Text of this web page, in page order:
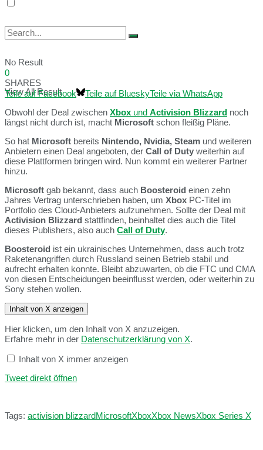
No Result
View All Result
0
SHARES
Teile auf Facebook
Teile auf BlueskyTeile via WhatsApp
Obwohl der Deal zwischen Xbox und Activision Blizzard noch
längst nicht durch ist, macht Microsoft schon fleißig Pläne.
So hat Microsoft bereits Nintendo, Nvidia, Steam und weiteren
Anbietern einen Deal angeboten, der Call of Duty weiterhin auf
diese Plattformen bringen wird. Nun kommt ein weiterer Partner
hinzu.
Microsoft gab bekannt, dass auch Boosteroid einen zehn
Jahres Vertrag unterschrieben haben, um Xbox PC-Titel im
Portfolio des Cloud-Anbieters aufzunehmen. Sollte der Deal mit
Activision Blizzard stattfinden, beinhaltet dies auch die Titel
dieses Publishers, also auch Call of Duty.
Boosteroid ist ein ukrainisches Unternehmen, dass auch trotz
Raketenangriffen durch Russland seinen Betrieb stabil und
aufrecht erhalten konnte. Bleibt abzuwarten, ob die FTC und CMA
von diesen Entscheidungen beeinflusst werden, oder weiterhin zu
Sony stehen wollen.
Inhalt von X anzeigen
Hier klicken, um den Inhalt von X anzuzeigen.
Erfahre mehr in der Datenschutzerklärung von X.
Inhalt von X immer anzeigen
Tweet direkt öffnen
Tags: activision blizzardMicrosoftXboxXbox NewsXbox Series X